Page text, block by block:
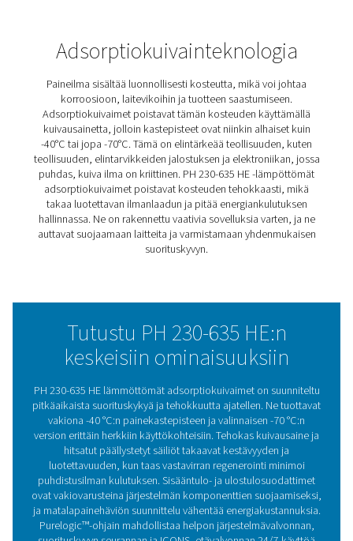
PH 230-635 HE Hitsatut
säiliöadsorptiokuivaimet
Paineilman kosteus voi aiheuttaa laitevaurioita,
viivästyksiä ja kalliita korjauksia, mikä tekee kuivasta ja
laadukkaasta ilmasta välttämättömän sujuvan
kannalta. PH 230-635 HE -mallisto on suunniteltu
kosteutta tehokkaasti, suojaamaan laitteitasi ja
tasaista tuotantotehoa.
Nämä kuivaimet tarjoavat luotettavan
jonka kastepiste on -40 °C (tai tarvittaessa jopa -70 °C)
vakiosuodattimet estävät epäpuhtauksien pääsyn
Sisäänrakennetuilla energiaa säästävillä
älykkäillä ohjaimilla, jotka pitävät kaiken sujuvana, PH
HE -kuivaimet tarjoavat mielenrauhaa ja pitkän aikavälin
kustannussäästöjä, kaikki tilaa säästävässä, helposti
asennettavassa muodossa.